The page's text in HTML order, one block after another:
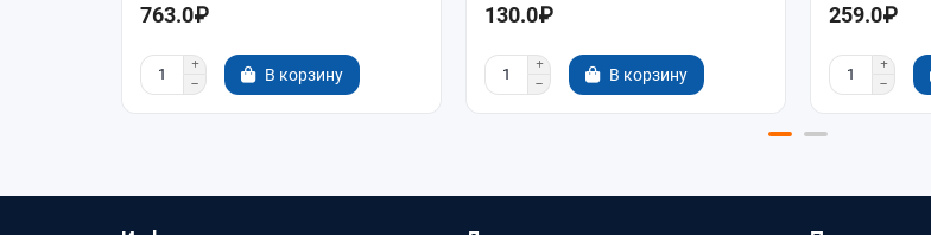
763.0₽
В корзину
130.0₽
В корзину
259.0₽